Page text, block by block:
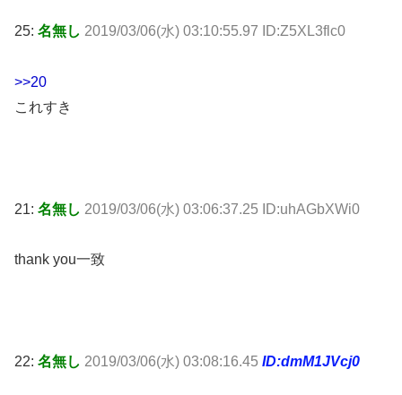
25: 名無し 2019/03/06(水) 03:10:55.97 ID:Z5XL3flc0
>>20
これすき
21: 名無し 2019/03/06(水) 03:06:37.25 ID:uhAGbXWi0
thank you一致
22: 名無し 2019/03/06(水) 03:08:16.45 ID:dmM1JVcj0